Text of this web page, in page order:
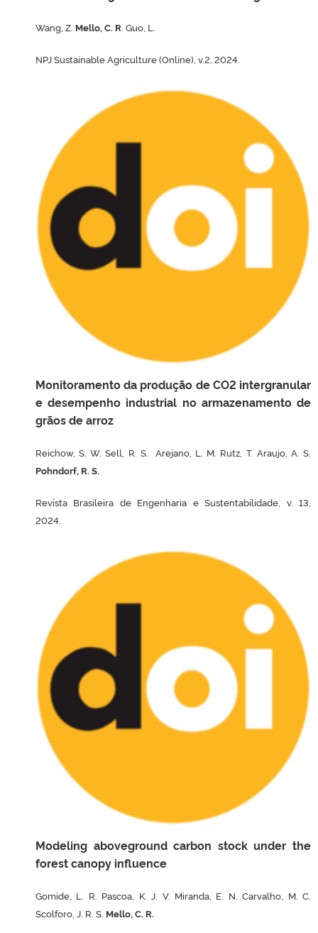
Wang, Z. Mello, C. R . Guo, L.
NPJ Sustainable Agriculture (Online), v.2, 2024.
Monitoramento da produção de CO2 intergranular
e desempenho industrial no armazenamento de
grãos de arroz
Reichow, S. W. Sell, R. S. Arejano, L. M. Rutz, T. Araujo, A. S.
Pohndorf, R. S.
Revista Brasileira de Engenharia e Sustentabilidade, v. 13,
2024.
Modeling aboveground carbon stock under the
forest canopy influence
Gomide, L. R. Pascoa, K. J. V. Miranda, E. N. Carvalho, M. C.
Scolforo, J. R. S. Mello, C. R.